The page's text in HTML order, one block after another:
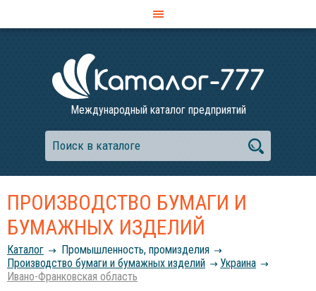
Международный каталог предприятий
ПРОИЗВОДСТВО БУМАГИ И
БУМАЖНЫХ ИЗДЕЛИЙ
Каталог
Промышленность, промизделия
Производство бумаги и бумажных изделий
Украина
Ивано-Франковская область